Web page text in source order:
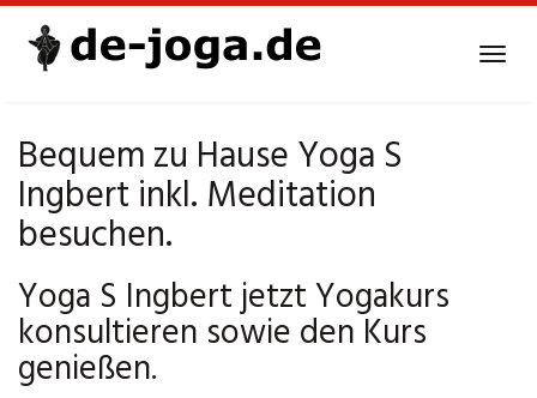
Bequem zu Hause Yoga S
Ingbert inkl. Meditation
besuchen.
Yoga S Ingbert jetzt Yogakurs
konsultieren sowie den Kurs
genießen.